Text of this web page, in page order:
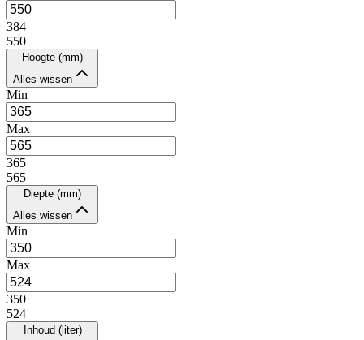
384
550
Hoogte (mm)
Alles wissen
Min
Max
365
565
Diepte (mm)
Alles wissen
Min
Max
350
524
Inhoud (liter)